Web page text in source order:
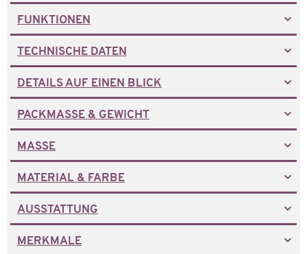
FUNKTIONEN
TECHNISCHE DATEN
DETAILS AUF EINEN BLICK
PACKMASSE & GEWICHT
MASSE
MATERIAL & FARBE
AUSSTATTUNG
MERKMALE